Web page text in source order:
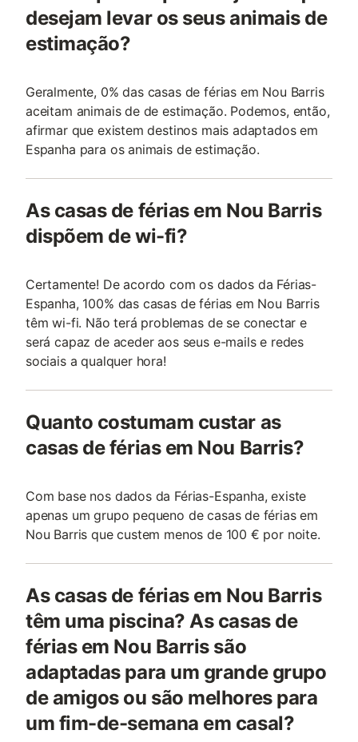
desejam levar os seus animais de
estimação?
Geralmente, 0% das casas de férias em Nou Barris
aceitam animais de de estimação. Podemos, então,
afirmar que existem destinos mais adaptados em
Espanha para os animais de estimação.
As casas de férias em Nou Barris
dispõem de wi-fi?
Certamente! De acordo com os dados da Férias-
Espanha, 100% das casas de férias em Nou Barris
têm wi-fi. Não terá problemas de se conectar e
será capaz de aceder aos seus e-mails e redes
sociais a qualquer hora!
Quanto costumam custar as
casas de férias em Nou Barris?
Com base nos dados da Férias-Espanha, existe
apenas um grupo pequeno de casas de férias em
Nou Barris que custem menos de 100 € por noite.
As casas de férias em Nou Barris
têm uma piscina? As casas de
férias em Nou Barris são
adaptadas para um grande grupo
de amigos ou são melhores para
um fim-de-semana em casal?